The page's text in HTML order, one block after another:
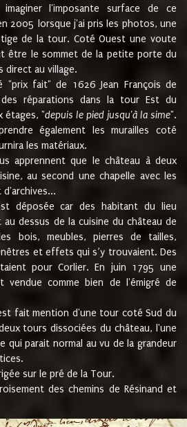
l'imposante surface de ce
2005 lorsque j'ai pris les photos, une
de la tour. Coté Ouest une voute
être le sommet de la petite porte du
direct au village.
"prix fait" de 1626 Jean François de
des réparations dans la tour Est du
étages, "depuis le pied jusqu'à la sime".
également les murailles coté
les matériaux.
apprennent que le château à deux
au second une chapelle avec les
déposée car des habitant du lieu
dessus de la cuisine du château de
bois, meubles, pierres de tailles,
et effets qui s’y trouvaient. Des
pour Corlier. En juin 1795 une
vendue comme bien de l'émigré de
fait mention d'une tour coté Sud du
tours dissociées du château, l'une
qui parait normal au vu de la grandeur
sur le pré de la Tour.
des chemins de Résinand et